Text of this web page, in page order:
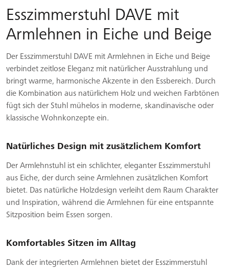
Esszimmerstuhl DAVE mit
Armlehnen in Eiche und Beige
Der Esszimmerstuhl DAVE mit Armlehnen in Eiche und Beige
verbindet zeitlose Eleganz mit natürlicher Ausstrahlung und
bringt warme, harmonische Akzente in den Essbereich. Durch
die Kombination aus natürlichem Holz und weichen Farbtönen
fügt sich der Stuhl mühelos in moderne, skandinavische oder
klassische Wohnkonzepte ein.
Natürliches Design mit zusätzlichem Komfort
Der Armlehnstuhl ist ein schlichter, eleganter Esszimmerstuhl
aus Eiche, der durch seine Armlehnen zusätzlichen Komfort
bietet. Das natürliche Holzdesign verleiht dem Raum Charakter
und Inspiration, während die Armlehnen für eine entspannte
Sitzposition beim Essen sorgen.
Komfortables Sitzen im Alltag
Dank der integrierten Armlehnen bietet der Esszimmerstuhl